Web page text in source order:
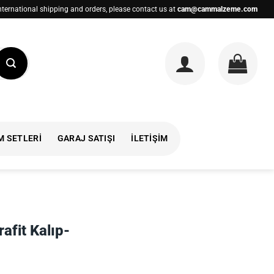
shipping and orders, please contact us at cam@cammalzeme.com
SETLERI GARAJ SATIŞI İLETIŞIM
Kalıp-